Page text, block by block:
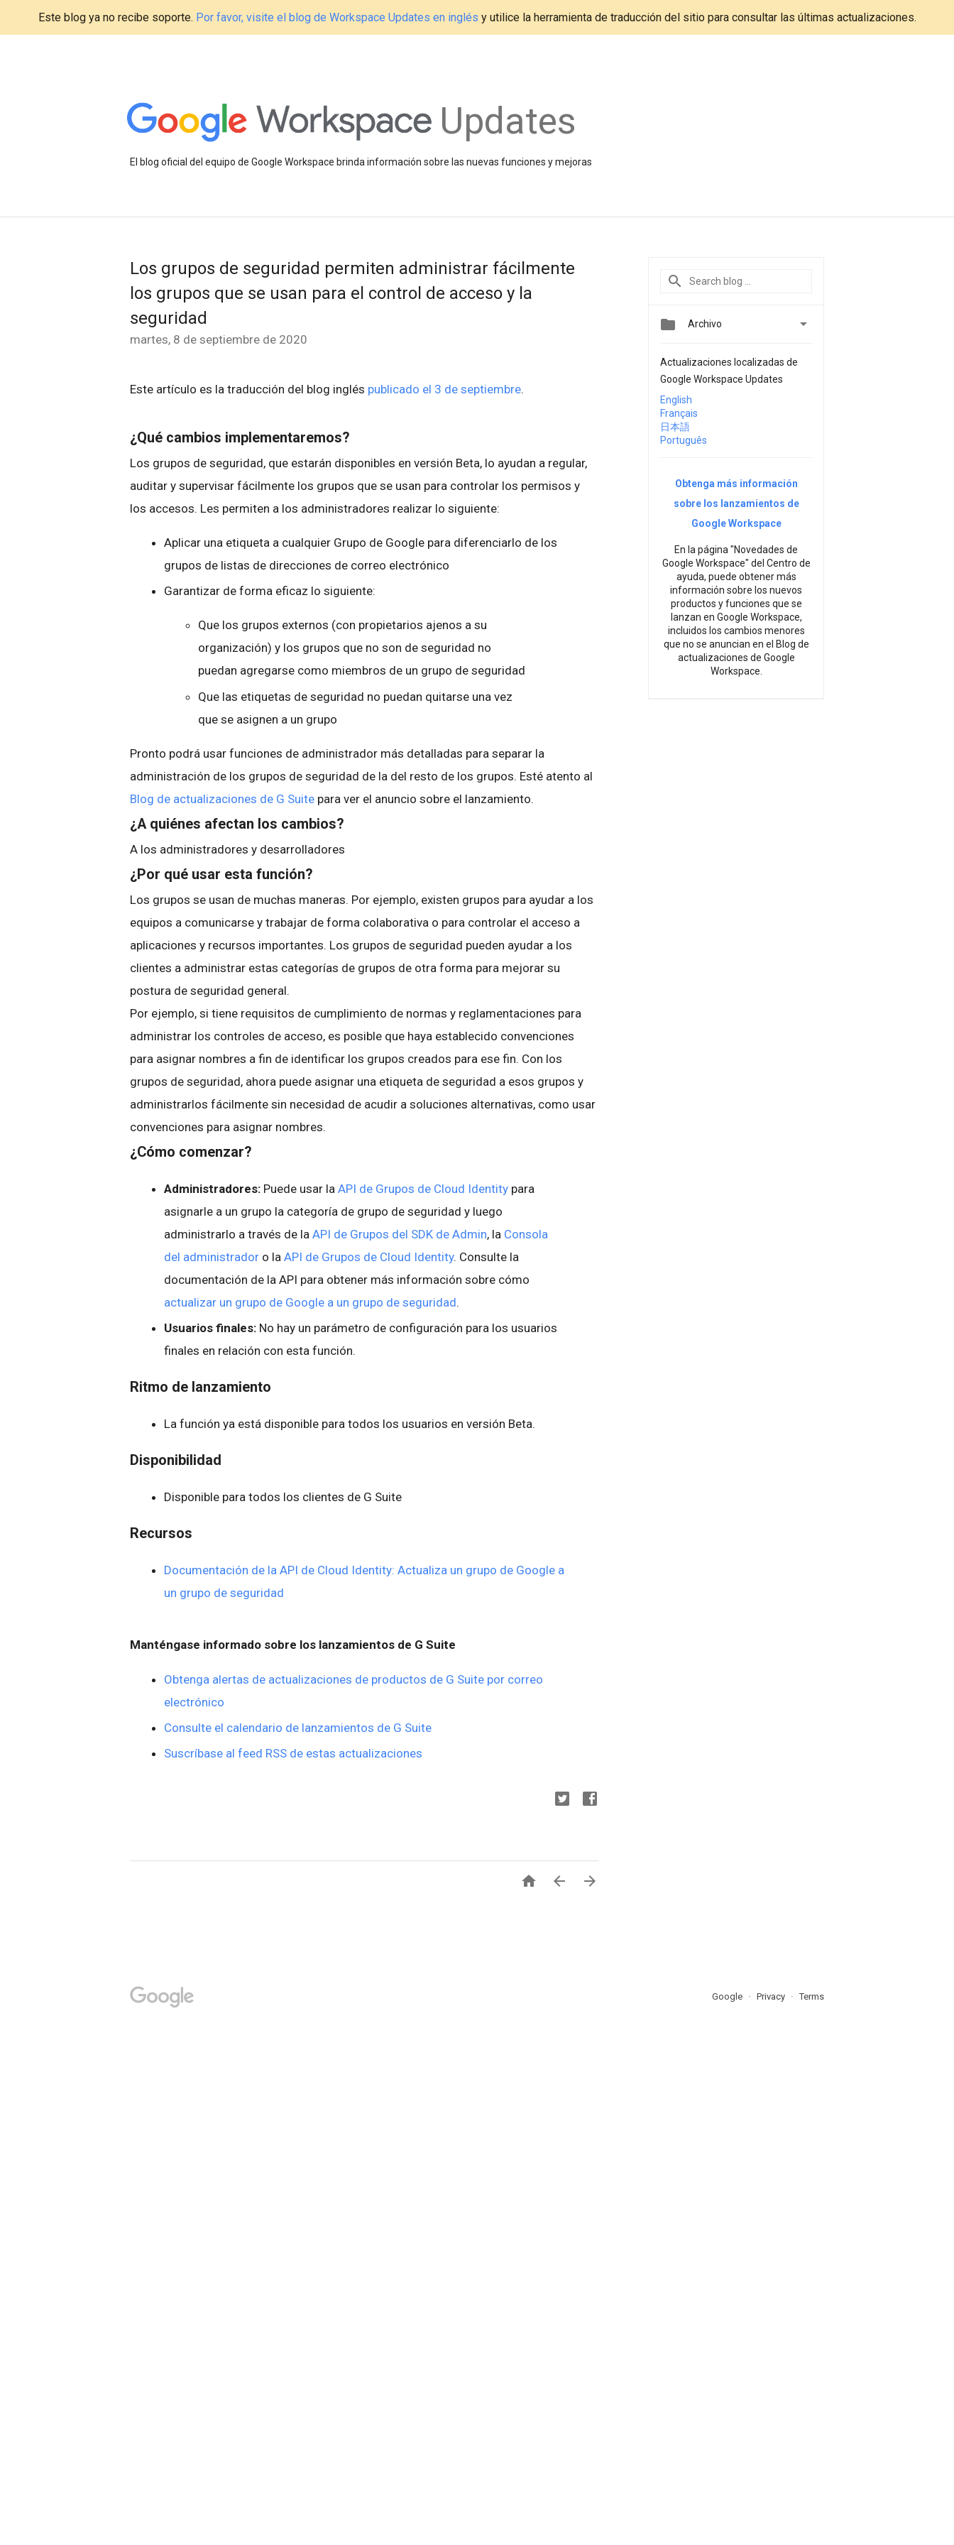
Este blog ya no recibe soporte. Por favor, visite el blog de Workspace Updates en inglés y utilice la herramienta de traducción del sitio para consultar las últimas actualizaciones.
Updates
El blog oficial del equipo de Google Workspace brinda información sobre las nuevas funciones y mejoras
Los grupos de seguridad permiten administrar fácilmente
los grupos que se usan para el control de acceso y la
seguridad
martes, 8 de septiembre de 2020
Este artículo es la traducción del blog inglés publicado el 3 de septiembre.
¿Qué cambios implementaremos?
Los grupos de seguridad, que estarán disponibles en versión Beta, lo ayudan a regular,
auditar y supervisar fácilmente los grupos que se usan para controlar los permisos y
los accesos. Les permiten a los administradores realizar lo siguiente:
Aplicar una etiqueta a cualquier Grupo de Google para diferenciarlo de los
grupos de listas de direcciones de correo electrónico
Garantizar de forma eficaz lo siguiente:
Que los grupos externos (con propietarios ajenos a su
organización) y los grupos que no son de seguridad no
puedan agregarse como miembros de un grupo de seguridad
Que las etiquetas de seguridad no puedan quitarse una vez
que se asignen a un grupo
Pronto podrá usar funciones de administrador más detalladas para separar la
administración de los grupos de seguridad de la del resto de los grupos. Esté atento al
Blog de actualizaciones de G Suite para ver el anuncio sobre el lanzamiento.
¿A quiénes afectan los cambios?
A los administradores y desarrolladores
¿Por qué usar esta función?
Los grupos se usan de muchas maneras. Por ejemplo, existen grupos para ayudar a los
equipos a comunicarse y trabajar de forma colaborativa o para controlar el acceso a
aplicaciones y recursos importantes. Los grupos de seguridad pueden ayudar a los
clientes a administrar estas categorías de grupos de otra forma para mejorar su
postura de seguridad general.
Por ejemplo, si tiene requisitos de cumplimiento de normas y reglamentaciones para
administrar los controles de acceso, es posible que haya establecido convenciones
para asignar nombres a fin de identificar los grupos creados para ese fin. Con los
grupos de seguridad, ahora puede asignar una etiqueta de seguridad a esos grupos y
administrarlos fácilmente sin necesidad de acudir a soluciones alternativas, como usar
convenciones para asignar nombres.
¿Cómo comenzar?
Administradores: Puede usar la API de Grupos de Cloud Identity para
asignarle a un grupo la categoría de grupo de seguridad y luego
administrarlo a través de la API de Grupos del SDK de Admin, la Consola
del administrador o la API de Grupos de Cloud Identity. Consulte la
documentación de la API para obtener más información sobre cómo
actualizar un grupo de Google a un grupo de seguridad.
Usuarios finales: No hay un parámetro de configuración para los usuarios
finales en relación con esta función.
Ritmo de lanzamiento
La función ya está disponible para todos los usuarios en versión Beta.
Disponibilidad
Disponible para todos los clientes de G Suite
Recursos
Documentación de la API de Cloud Identity: Actualiza un grupo de Google a
un grupo de seguridad
Manténgase informado sobre los lanzamientos de G Suite
Obtenga alertas de actualizaciones de productos de G Suite por correo
electrónico
Consulte el calendario de lanzamientos de G Suite
Suscríbase al feed RSS de estas actualizaciones
  
 Archivo 
Actualizaciones localizadas de
Google Workspace Updates
English
Français
日本語
Português
Obtenga más información
sobre los lanzamientos de
Google Workspace
En la página "Novedades de
Google Workspace" del Centro de
ayuda, puede obtener más
información sobre los nuevos
productos y funciones que se
lanzan en Google Workspace,
incluidos los cambios menores
que no se anuncian en el Blog de
actualizaciones de Google
Workspace.
Google Privacy Terms